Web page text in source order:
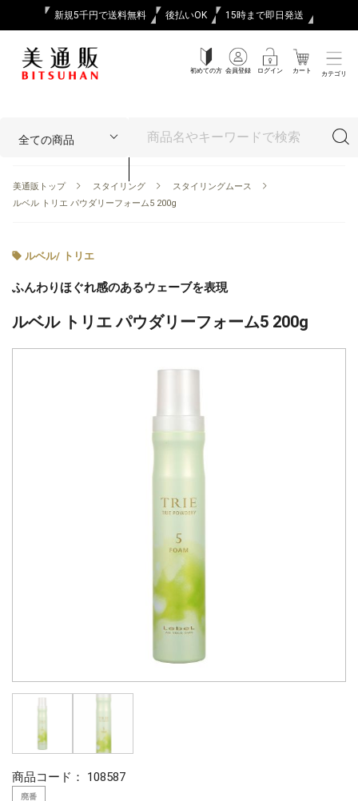
新規5千円で送料無料 後払いOK 15時まで即日発送
初めての方 会員登録 ログイン カート カテゴリ
美通販トップ スタイリング
スタイリングムース
ルベル トリエ パウダリーフォーム5 200g
ルベル/ トリエ
ふんわりほぐれ感のあるウェーブを表現
ルベル トリエ パウダリーフォーム5 200g
商品コード： 108587
廃番